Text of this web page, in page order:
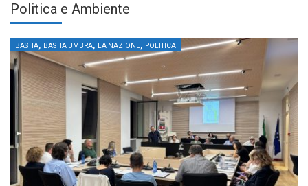
Politica e Ambiente
BASTIA, BASTIA UMBRA, LA NAZIONE, POLITICA